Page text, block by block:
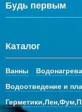
Будь первым
Каталог
Ванны
Водоотведение и